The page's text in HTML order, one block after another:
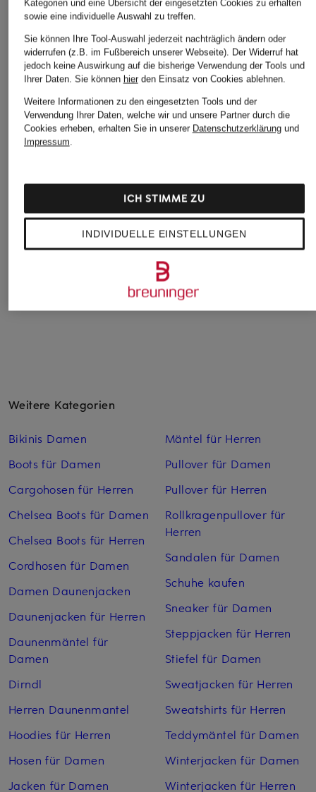
ASICS
BEYOND FF
ASICS
Indoorschuhe GEL-
TASK 4
59,99 €
Bestpreis:53,99 €
Ursprünglich:
160 €
Weitere Kategorien
Bikinis Damen
Boots für Damen
Cargohosen für Herren
Chelsea Boots für Damen
Chelsea Boots für Herren
Cordhosen für Damen
Damen Daunenjacken
Daunenjacken für Herren
Daunenmäntel für
Damen
Dirndl
Herren Daunenmantel
Hoodies für Herren
Hosen für Damen
Jacken für Damen
Mäntel für Herren
Pullover für Damen
Pullover für Herren
Rollkragenpullover für
Herren
Sandalen für Damen
Schuhe kaufen
Sneaker für Damen
Steppjacken für Herren
Stiefel für Damen
Sweatjacken für Herren
Sweatshirts für Herren
Teddymäntel für Damen
Winterjacken für Damen
Winterjacken für Herren
Kategorien und eine Übersicht der eingesetzten Cookies zu erhalten
sowie eine individuelle Auswahl zu treffen.
Sie können Ihre Tool-Auswahl jederzeit nachträglich ändern oder
widerrufen (z.B. im Fußbereich unserer Webseite). Der Widerruf hat
jedoch keine Auswirkung auf die bisherige Verwendung der Tools und
Ihrer Daten. Sie können hierden Einsatz von Cookies ablehnen.
Weitere Informationen zu den eingesetzten Tools und der
Verwendung Ihrer Daten, welche wir und unsere Partner durch die
Cookies erheben, erhalten Sie in unserer Datenschutzerklärungund
Impressum.
INDIVIDUELLE EINSTELLUNGEN
ICH STIMME ZU